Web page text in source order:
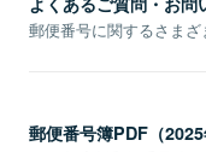
郵便番号に関するさまざ
郵便番号簿PDF（2025